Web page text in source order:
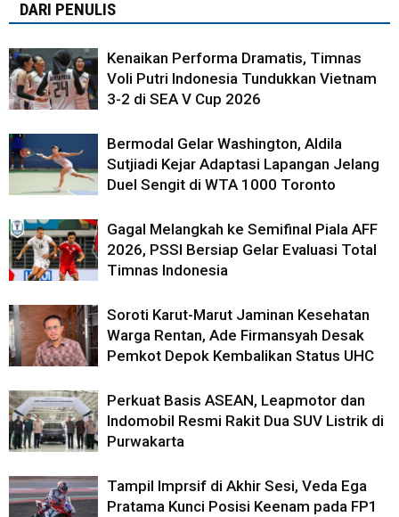
DARI PENULIS
Kenaikan Performa Dramatis, Timnas
Voli Putri Indonesia Tundukkan Vietnam
3-2 di SEA V Cup 2026
Bermodal Gelar Washington, Aldila
Sutjiadi Kejar Adaptasi Lapangan Jelang
Duel Sengit di WTA 1000 Toronto
Gagal Melangkah ke Semifinal Piala AFF
2026, PSSI Bersiap Gelar Evaluasi Total
Timnas Indonesia
Soroti Karut-Marut Jaminan Kesehatan
Warga Rentan, Ade Firmansyah Desak
Pemkot Depok Kembalikan Status UHC
Perkuat Basis ASEAN, Leapmotor dan
Indomobil Resmi Rakit Dua SUV Listrik di
Purwakarta
Tampil Imprsif di Akhir Sesi, Veda Ega
Pratama Kunci Posisi Keenam pada FP1